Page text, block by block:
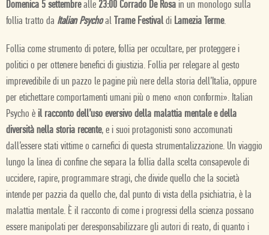
Domenica 5 settembrealle 23:00 Corrado De Rosa in un monologo sulla
follia tratto da Italian Psychoal Trame Festival di Lamezia Terme.
Follia come strumento di potere, follia per occultare, per proteggere i
politici o per ottenere benefici di giustizia. Follia per relegare al gesto
imprevedibile di un pazzo le pagine più nere della storia dell’Italia, oppure
per etichettare comportamenti umani più o meno «non conformi». Italian
Psycho è il racconto dell’uso eversivo della malattia mentale e della
diversità nella storia recente, e i suoi protagonisti sono accomunati
dall’essere stati vittime o carnefici di questa strumentalizzazione. Un viaggio
lungo la linea di confine che separa la follia dalla scelta consapevole di
uccidere, rapire, programmare stragi, che divide quello che la società
intende per pazzia da quello che, dal punto di vista della psichiatria, è la
malattia mentale. È il racconto di come i progressi della scienza possano
essere manipolati per deresponsabilizzare gli autori di reato, di quanto i